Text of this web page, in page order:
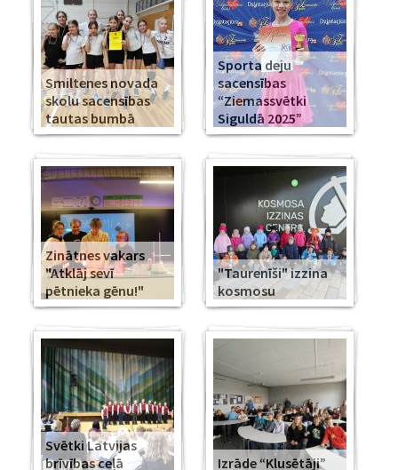
Smiltenes novada
skolu sacensības
tautas bumbā
Sporta deju
sacensības
“Ziemassvētki
Siguldā 2025”
Zinātnes vakars
"Atklāj sevī
pētnieka gēnu!"
"Taurenīši" izzina
kosmosu
Svētki Latvijas
brīvības ceļā
Izrāde “Klusētāji”